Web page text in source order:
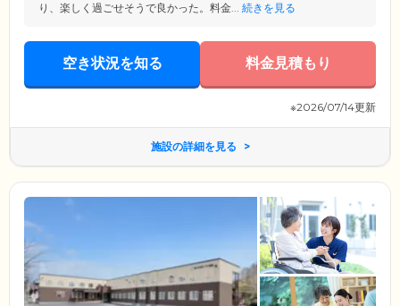
り、楽しく過ごせそうで良かった。料金... 続きを見る
空き状況を知る 料金見積もり
※2026/07/14更新
施設の詳細を見る